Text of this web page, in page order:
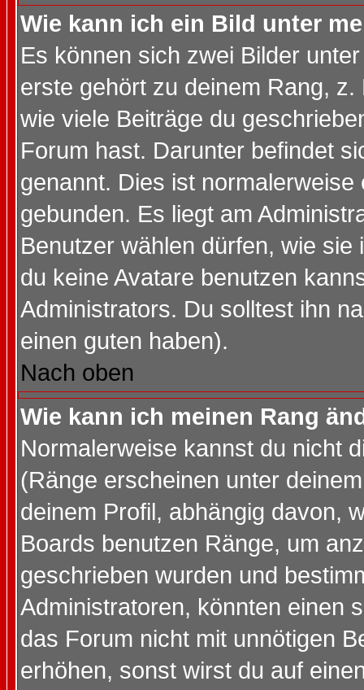
Wie kann ich ein Bild unter
Es können sich zwei Bilder
erste gehört zu deinem Rang,
wie viele Beiträge du
Forum hast. Darunter befindet
genannt. Dies ist
gebunden. Es liegt am
Benutzer wählen dürfen, wie
du keine Avatare benutzen
Administrators. Du solltest ihn
einen guten haben).
Nach oben
Wie kann ich meinen Rang
Normalerweise kannst du nicht
(Ränge erscheinen unter
deinem Profil, abhängig davon,
Boards benutzen Ränge, um
geschrieben wurden und
Administratoren, könnten einen
das Forum nicht mit unnötigen
erhöhen, sonst wirst du auf